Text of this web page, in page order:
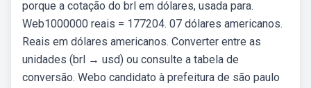
porque a cotação do brl em dólares, usada para.
Web1000000 reais = 177204. 07 dólares americanos.
Reais em dólares americanos. Converter entre as
unidades (brl → usd) ou consulte a tabela de
conversão. Webo candidato à prefeitura de são paulo